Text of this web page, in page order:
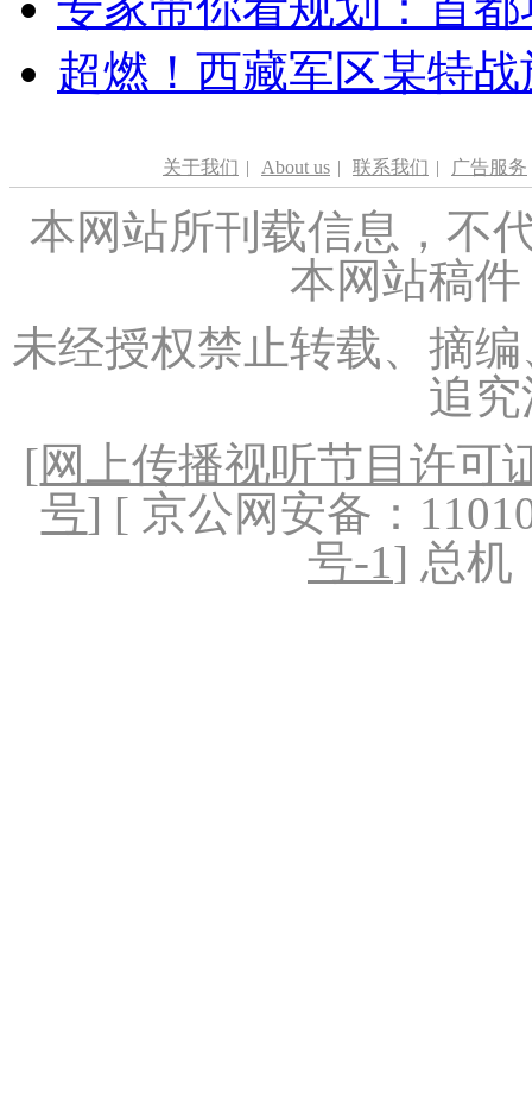
超燃！西藏军区某特
关于我们 | About us | 联系我们 | 广告服务
本网站所刊载信息，不
本网站稿
未经授权禁止转载、摘
追
[网上传播视听节目许可
号] [ 京公网安备：
号-1] 总机